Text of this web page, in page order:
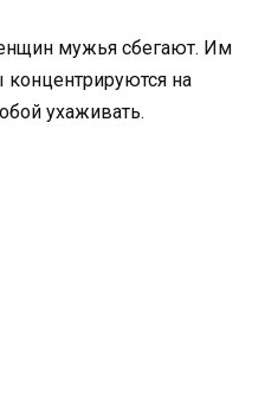
мужья сбегают. Им
концентрируются на
ухаживать.